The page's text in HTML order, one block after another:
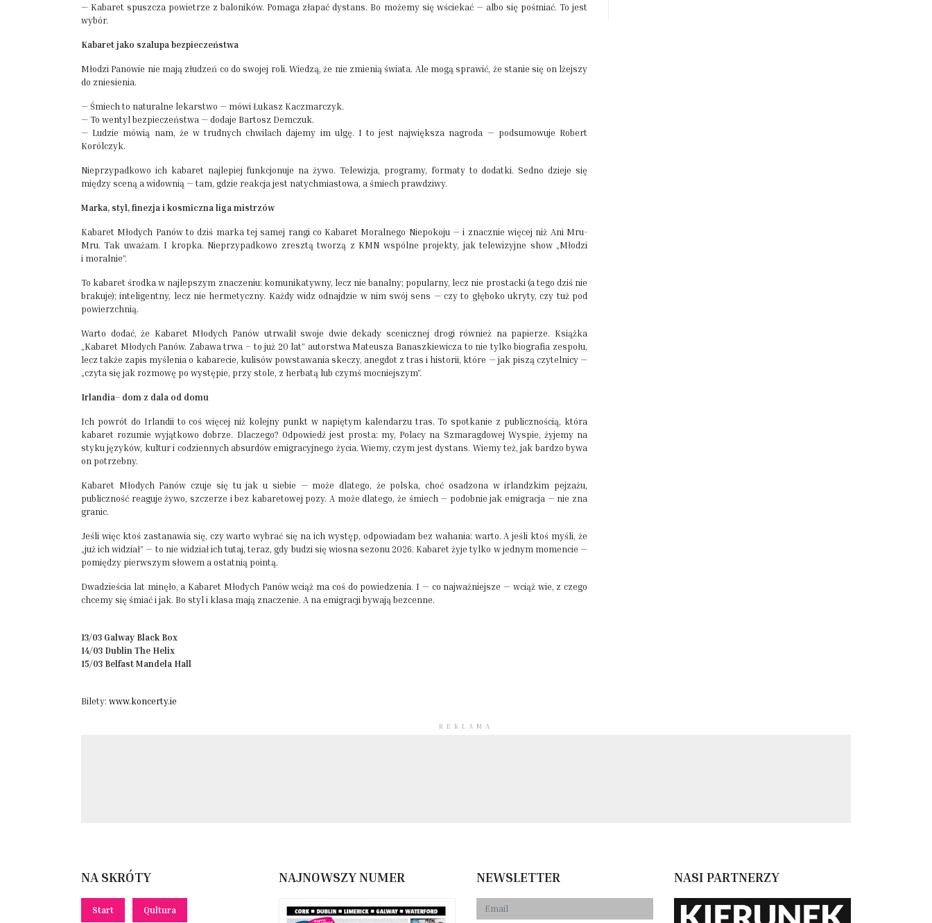
— Kabaret spuszcza powietrze z baloników. Pomaga złapać dystans. Bo możemy się wściekać — albo się pośmiać. To jest
wybór.
Kabaret jako szalupa bezpieczeństwa
Młodzi Panowie nie mają złudzeń co do swojej roli. Wiedzą, że nie zmienią świata. Ale mogą sprawić, że stanie się on lżejszy
do zniesienia.
— Śmiech to naturalne lekarstwo — mówi Łukasz Kaczmarczyk.
— To wentyl bezpieczeństwa — dodaje Bartosz Demczuk.
— Ludzie mówią nam, że w trudnych chwilach dajemy im ulgę. I to jest największa nagroda — podsumowuje Robert
Korólczyk.
Nieprzypadkowo ich kabaret najlepiej funkcjonuje na żywo. Telewizja, programy, formaty to dodatki. Sedno dzieje się
między sceną a widownią — tam, gdzie reakcja jest natychmiastowa, a śmiech prawdziwy.
Marka, styl, finezja i kosmiczna liga mistrzów
Kabaret Młodych Panów to dziś marka tej samej rangi co Kabaret Moralnego Niepokoju — i znacznie więcej niż Ani Mru-
Mru. Tak uważam. I kropka. Nieprzypadkowo zresztą tworzą z KMN wspólne projekty, jak telewizyjne show „Młodzi
i moralnie”.
To kabaret środka w najlepszym znaczeniu: komunikatywny, lecz nie banalny; popularny, lecz nie prostacki (a tego dziś nie
brakuje); inteligentny, lecz nie hermetyczny. Każdy widz odnajdzie w nim swój sens — czy to głęboko ukryty, czy tuż pod
powierzchnią.
Warto dodać, że Kabaret Młodych Panów utrwalił swoje dwie dekady scenicznej drogi również na papierze. Książka
„Kabaret Młodych Panów. Zabawa trwa – to już 20 lat” autorstwa Mateusza Banaszkiewicza to nie tylko biografia zespołu,
lecz także zapis myślenia o kabarecie, kulisów powstawania skeczy, anegdot z tras i historii, które — jak piszą czytelnicy —
„czyta się jak rozmowę po występie, przy stole, z herbatą lub czymś mocniejszym”.
Irlandia– dom z dala od domu
Ich powrót do Irlandii to coś więcej niż kolejny punkt w napiętym kalendarzu tras. To spotkanie z publicznością, która
kabaret rozumie wyjątkowo dobrze. Dlaczego? Odpowiedź jest prosta: my, Polacy na Szmaragdowej Wyspie, żyjemy na
styku języków, kultur i codziennych absurdów emigracyjnego życia. Wiemy, czym jest dystans. Wiemy też, jak bardzo bywa
on potrzebny.
Kabaret Młodych Panów czuje się tu jak u siebie — może dlatego, że polska, choć osadzona w irlandzkim pejzażu,
publiczność reaguje żywo, szczerze i bez kabaretowej pozy. A może dlatego, że śmiech — podobnie jak emigracja — nie zna
granic.
Jeśli więc ktoś zastanawia się, czy warto wybrać się na ich występ, odpowiadam bez wahania: warto. A jeśli ktoś myśli, że
„już ich widział” — to nie widział ich tutaj, teraz, gdy budzi się wiosna sezonu 2026. Kabaret żyje tylko w jednym momencie —
pomiędzy pierwszym słowem a ostatnią pointą.
Dwadzieścia lat minęło, a Kabaret Młodych Panów wciąż ma coś do powiedzenia. I — co najważniejsze — wciąż wie, z czego
chcemy się śmiać i jak. Bo styl i klasa mają znaczenie. A na emigracji bywają bezcenne.
13/03 Galway Black Box
14/03 Dublin The Helix
15/03 Belfast Mandela Hall
Bilety: www.koncerty.ie
REKLAMA
NA SKRÓTY
Start Qultura
NAJNOWSZY NUMER NEWSLETTER NASI PARTNERZY